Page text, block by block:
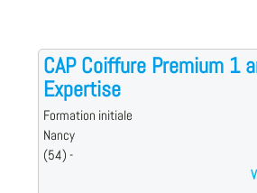
CAP Coiffure Premium 1
Expertise
Formation initiale
Nancy
(54) -